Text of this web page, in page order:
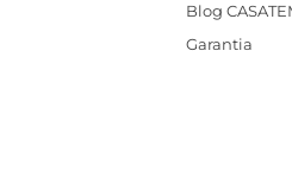
Blog
Garantia